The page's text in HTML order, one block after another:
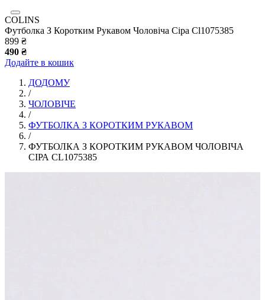
COLINS
Футболка З Коротким Рукавом Чоловіча Сіра Cl1075385
899 ₴
490 ₴
Додайте в кошик
ДОДОМУ
/
ЧОЛОВІЧЕ
/
ФУТБОЛКА З КОРОТКИМ РУКАВОМ
/
ФУТБОЛКА З КОРОТКИМ РУКАВОМ ЧОЛОВІЧА
СІРА CL1075385